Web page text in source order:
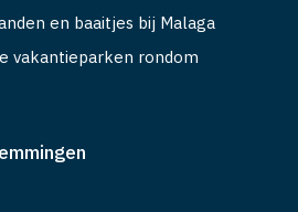
en baaitjes bij Malaga
vakantieparken rondom